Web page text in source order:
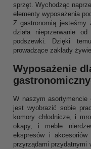
sprzęt. Wychodząc
elementy wyposażenia
Z gastronomią
działa nieprzerwanie
podszewki. Dzięki
prowadzące zakłady
Wyposażenie
W naszym
jest wyobrazić sobie
komory chłodnicze, i
okapy, i meble
ekspresów i
przyrządami przydatnymi